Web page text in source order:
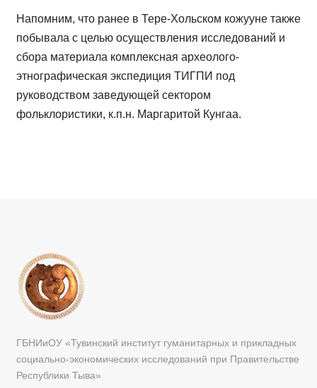
Напомним, что ранее в Тере-Хольском кожууне также
побывала с целью осуществления исследований и
сбора материала комплексная археолого-
этнографическая экспедиция ТИГПИ под
руководством заведующей сектором
фольклористики, к.п.н. Маргаритой Кунгаа.
ГБНИиОУ «Тувинский институт гуманитарных и прикладных
социально-экономических исследований при Правительстве
Республики Тыва»